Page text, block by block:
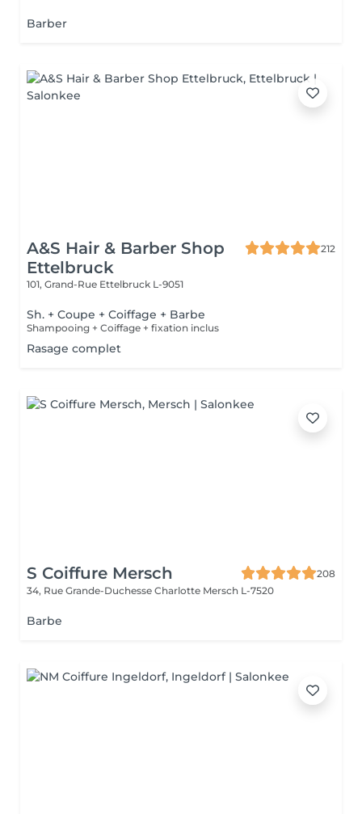
Barber
A&S Hair & Barber Shop
Ettelbruck
212
101, Grand-Rue Ettelbruck L-9051
Sh. + Coupe + Coiffage + Barbe
Shampooing + Coiffage + fixation inclus
Rasage complet
S Coiffure Mersch
208
34, Rue Grande-Duchesse Charlotte Mersch L-7520
Barbe